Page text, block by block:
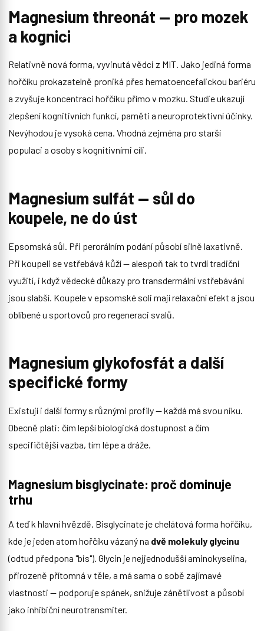
Magnesium threonát — pro mozek
a kognici
Relativně nová forma, vyvinutá vědci z MIT. Jako jediná forma
hořčíku prokazatelně proniká přes hematoencefalickou bariéru
a zvyšuje koncentraci hořčíku přímo v mozku. Studie ukazují
zlepšení kognitivních funkcí, paměti a neuroprotektivní účinky.
Nevýhodou je vysoká cena. Vhodná zejména pro starší
populaci a osoby s kognitivními cíli.
Magnesium sulfát — sůl do
koupele, ne do úst
Epsomská sůl. Při perorálním podání působí silně laxativně.
Při koupeli se vstřebává kůží — alespoň tak to tvrdí tradiční
využití, i když vědecké důkazy pro transdermální vstřebávání
jsou slabší. Koupele v epsomské soli mají relaxační efekt a jsou
oblíbené u sportovců pro regeneraci svalů.
Magnesium glykofosfát a další
specifické formy
Existují i další formy s různými profily — každá má svou niku.
Obecně platí: čím lepší biologická dostupnost a čím
specifičtější vazba, tím lépe a dráže.
Magnesium bisglycinate: proč dominuje
trhu
A teď k hlavní hvězdě. Bisglycinate je chelátová forma hořčíku,
kde je jeden atom hořčíku vázaný na dvě molekuly glycinu
(odtud předpona "bis"). Glycin je nejjednodušší aminokyselina,
přirozeně přítomná v těle, a má sama o sobě zajímavé
vlastnosti — podporuje spánek, snižuje zánětlivost a působí
jako inhibiční neurotransmiter.